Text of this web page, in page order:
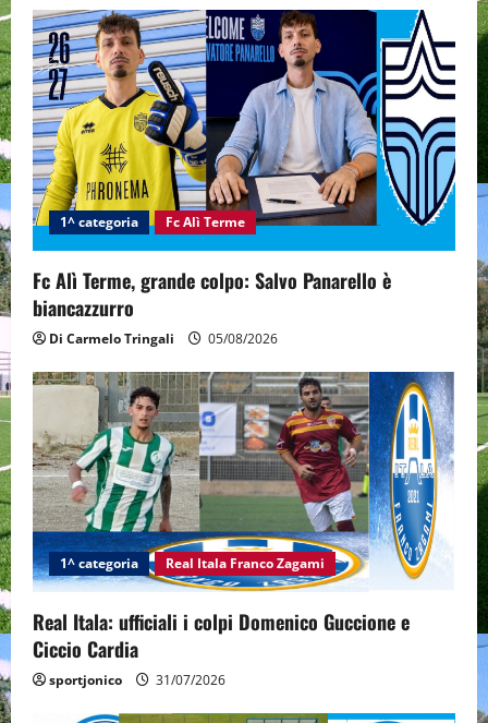
g
a
t
i
o
n
1^ categoria Fc Alì Terme
Fc Alì Terme, grande colpo: Salvo Panarello è
biancazzurro
Di Carmelo Tringali 05/08/2026
1^ categoria Real Itala Franco Zagami
Real Itala: ufficiali i colpi Domenico Guccione e
Ciccio Cardia
sportjonico 31/07/2026